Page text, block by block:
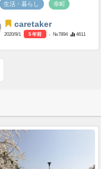
生活・暮らし 幸町
caretaker
2020/9/1 5 年前 - №7894 4611